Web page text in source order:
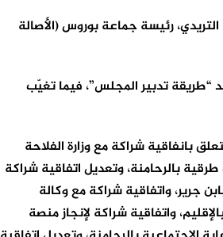
رئيسة جماعة بوروس (الأصالة
تدبير المجلس”، فيما تغيّب
المجلس الإقليمي، خلال دورة اليوم، في 5 نقاط، تتعلق بانفاقية شراكة مع وزارة الفلاحة
طرقية بالرحامنة، وتعديل اتفاقية شراكة
جرير، واتفاقية شراكة مع وكالة
واتفاقية شراكة لإنجاز منصة